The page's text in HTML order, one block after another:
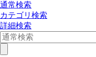
通常検索
カテゴリ検索
詳細検索